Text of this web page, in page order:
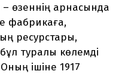
өзеннің арнасында
фабрикаға,
ресурстары,
туралы көлемді
ішіне 1917